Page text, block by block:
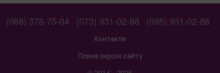
(068) 378-75-04 (073) 931-02-88 (095) 931-02-88
Контакти
Повна версія сайту